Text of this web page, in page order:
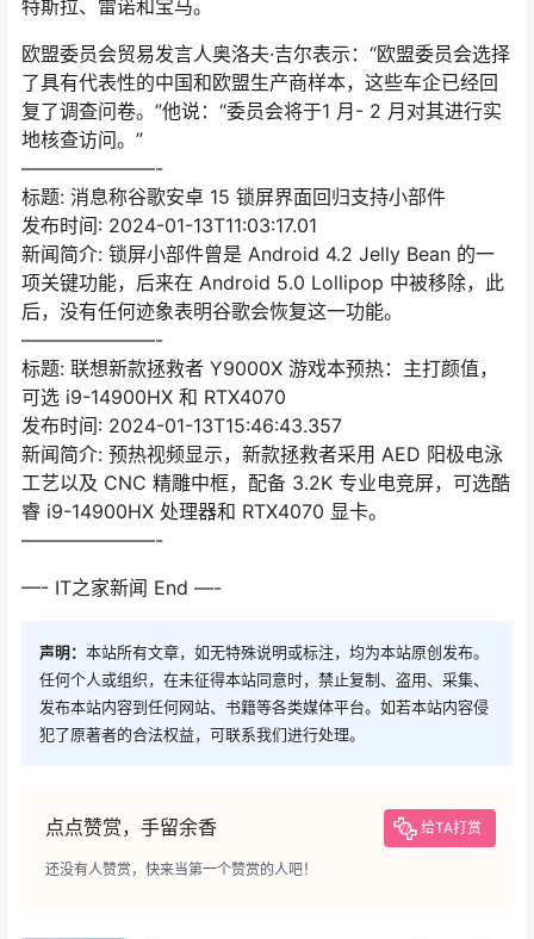
特斯拉、雷诺和宝马。
欧盟委员会贸易发言人奥洛夫·吉尔表示：“欧盟委员会选择
了具有代表性的中国和欧盟生产商样本，这些车企已经回
复了调查问卷。”他说：“委员会将于1 月- 2 月对其进行实
地核查访问。”
———————-
标题: 消息称谷歌安卓 15 锁屏界面回归支持小部件
发布时间: 2024-01-13T11:03:17.01
新闻简介: 锁屏小部件曾是 Android 4.2 Jelly Bean 的一
项关键功能，后来在 Android 5.0 Lollipop 中被移除，此
后，没有任何迹象表明谷歌会恢复这一功能。
———————-
标题: 联想新款拯救者 Y9000X 游戏本预热：主打颜值，
可选 i9-14900HX 和 RTX4070
发布时间: 2024-01-13T15:46:43.357
新闻简介: 预热视频显示，新款拯救者采用 AED 阳极电泳
工艺以及 CNC 精雕中框，配备 3.2K 专业电竞屏，可选酷
睿 i9-14900HX 处理器和 RTX4070 显卡。
———————-
—- IT之家新闻 End —-
声明： 本站所有文章，如无特殊说明或标注，均为本站原创发布。
任何个人或组织，在未征得本站同意时，禁止复制、盗用、采集、
发布本站内容到任何网站、书籍等各类媒体平台。如若本站内容侵
犯了原著者的合法权益，可联系我们进行处理。
点点赞赏，手留余香 给TA打赏
还没有人赞赏，快来当第一个赞赏的人吧！